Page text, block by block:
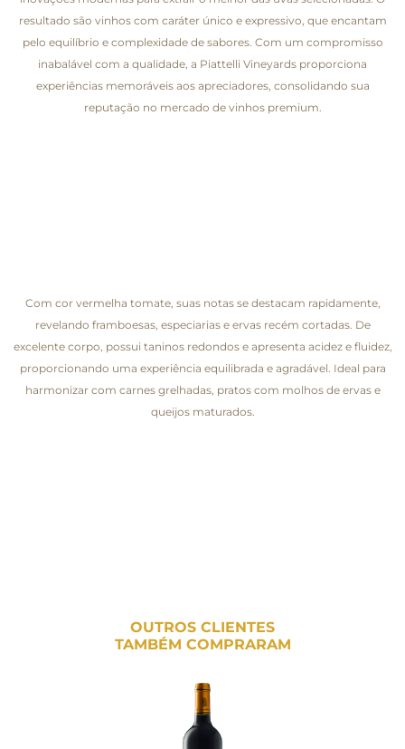
resultado são vinhos com caráter único e expressivo, que encantam
pelo equilíbrio e complexidade de sabores. Com um compromisso
inabalável com a qualidade, a Piattelli Vineyards proporciona
experiências memoráveis aos apreciadores, consolidando sua
reputação no mercado de vinhos premium.
Com cor vermelha tomate, suas notas se destacam rapidamente,
revelando framboesas, especiarias e ervas recém cortadas. De
excelente corpo, possui taninos redondos e apresenta acidez e fluidez,
proporcionando uma experiência equilibrada e agradável. Ideal para
harmonizar com carnes grelhadas, pratos com molhos de ervas e
queijos maturados.
OUTROS CLIENTES
TAMBÉM COMPRARAM